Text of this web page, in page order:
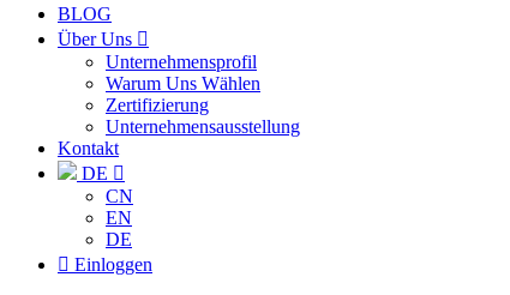
BLOG
Über Uns 
Unternehmensprofil
Warum Uns Wählen
Zertifizierung
Unternehmensausstellung
Kontakt
DE 
CN
EN
DE
 Einloggen